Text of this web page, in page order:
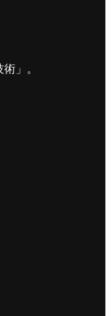
」。